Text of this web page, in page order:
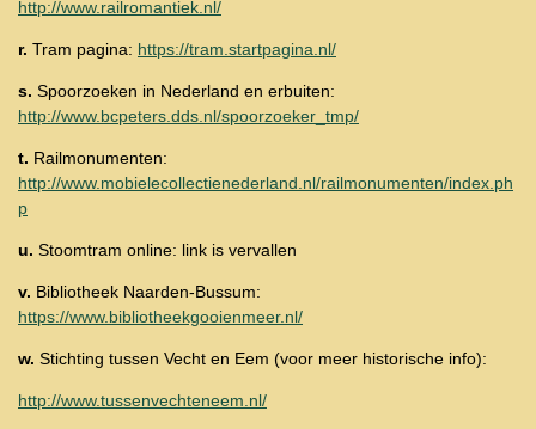
http://www.railromantiek.nl/
r. Tram pagina: https://tram.startpagina.nl/
s. Spoorzoeken in Nederland en erbuiten:
http://www.bcpeters.dds.nl/spoorzoeker_tmp/
t. Railmonumenten:
http://www.mobielecollectienederland.nl/railmonumenten/index.ph
p
u. Stoomtram online: link is vervallen
v. Bibliotheek Naarden-Bussum:
https://www.bibliotheekgooienmeer.nl/
w. Stichting tussen Vecht en Eem (voor meer historische info):
http://www.tussenvechteneem.nl/